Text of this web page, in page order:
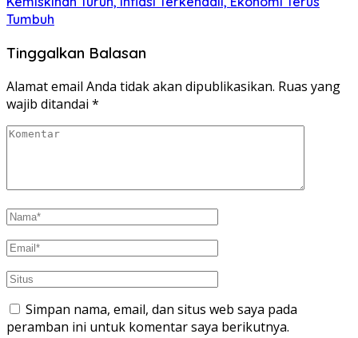
Tumbuh
Tinggalkan Balasan
Alamat email Anda tidak akan dipublikasikan. Ruas yang
wajib ditandai *
Simpan nama, email, dan situs web saya pada
peramban ini untuk komentar saya berikutnya.